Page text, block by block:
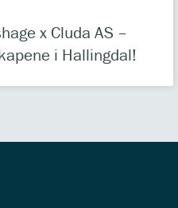
x Cluda AS –
i Hallingdal!